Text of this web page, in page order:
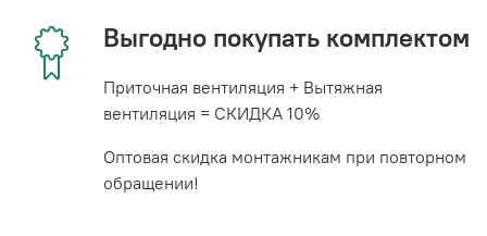
Выгодно покупать комплектом
Приточная вентиляция + Вытяжная
вентиляция = СКИДКА 10%
Оптовая скидка монтажникам при повторном
обращении!